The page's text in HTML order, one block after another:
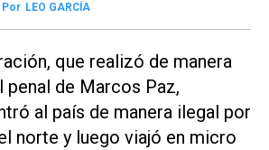
Por LEO GARCÍA
que realizó de manera
penal de Marcos Paz,
al país de manera ilegal por
norte y luego viajó en micro